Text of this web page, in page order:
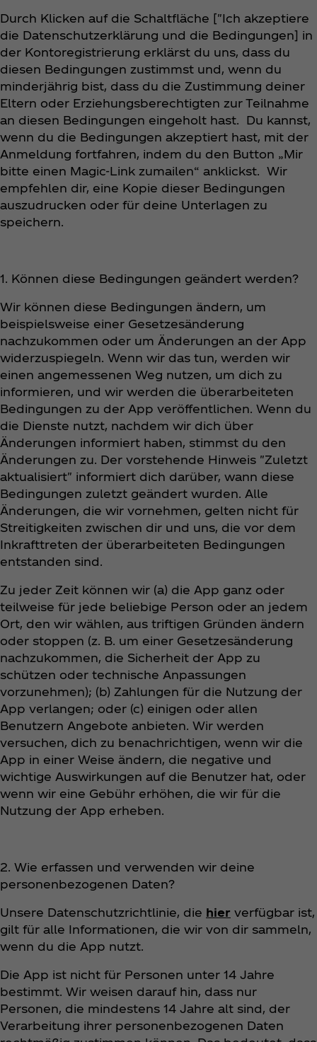
Durch Klicken auf die Schaltfläche ["Ich akzeptiere
die Datenschutzerklärung und die Bedingungen] in
der Kontoregistrierung erklärst du uns, dass du
diesen Bedingungen zustimmst und, wenn du
minderjährig bist, dass du die Zustimmung deiner
Eltern oder Erziehungsberechtigten zur Teilnahme
an diesen Bedingungen eingeholt hast. Du kannst,
wenn du die Bedingungen akzeptiert hast, mit der
Anmeldung fortfahren, indem du den Button „Mir
bitte einen Magic-Link zumailen“ anklickst. Wir
empfehlen dir, eine Kopie dieser Bedingungen
auszudrucken oder für deine Unterlagen zu
speichern.
1. Können diese Bedingungen geändert werden?
Wir können diese Bedingungen ändern, um
beispielsweise einer Gesetzesänderung
nachzukommen oder um Änderungen an der App
widerzuspiegeln. Wenn wir das tun, werden wir
einen angemessenen Weg nutzen, um dich zu
informieren, und wir werden die überarbeiteten
Bedingungen zu der App veröffentlichen. Wenn du
die Dienste nutzt, nachdem wir dich über
Änderungen informiert haben, stimmst du den
Änderungen zu. Der vorstehende Hinweis "Zuletzt
aktualisiert" informiert dich darüber, wann diese
Bedingungen zuletzt geändert wurden. Alle
Änderungen, die wir vornehmen, gelten nicht für
Streitigkeiten zwischen dir und uns, die vor dem
Inkrafttreten der überarbeiteten Bedingungen
entstanden sind.
Zu jeder Zeit können wir (a) die App ganz oder
teilweise für jede beliebige Person oder an jedem
Ort, den wir wählen, aus triftigen Gründen ändern
oder stoppen (z. B. um einer Gesetzesänderung
nachzukommen, die Sicherheit der App zu
schützen oder technische Anpassungen
vorzunehmen); (b) Zahlungen für die Nutzung der
App verlangen; oder (c) einigen oder allen
Benutzern Angebote anbieten. Wir werden
versuchen, dich zu benachrichtigen, wenn wir die
App in einer Weise ändern, die negative und
wichtige Auswirkungen auf die Benutzer hat, oder
wenn wir eine Gebühr erhöhen, die wir für die
Nutzung der App erheben.
2. Wie erfassen und verwenden wir deine
personenbezogenen Daten?
Unsere Datenschutzrichtlinie, die hier verfügbar ist,
gilt für alle Informationen, die wir von dir sammeln,
wenn du die App nutzt.
Die App ist nicht für Personen unter 14 Jahre
bestimmt. Wir weisen darauf hin, dass nur
Personen, die mindestens 14 Jahre alt sind, der
Verarbeitung ihrer personenbezogenen Daten